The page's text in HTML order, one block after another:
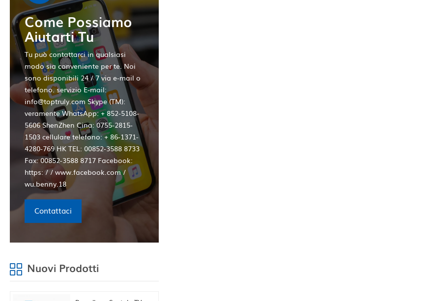
Come Possiamo
Aiutarti Tu
Tu può contattarci in qualsiasi
modo sia conveniente per te. Noi
sono disponibili 24 / 7 via e-mail o
telefono. servizio E-mail:
info@toptruly.com Skype (TM):
veramente WhatsApp: + 852-5108-
5606 ShenZhen Cina: 0755-2815-
1503 cellulare telefono: + 86-1371-
4280-769 HK TEL: 00852-3588 8733
Fax: 00852-3588 8717 Facebook:
https: / / www.facebook.com /
wu.benny.18
Contattaci
Nuovi Prodotti